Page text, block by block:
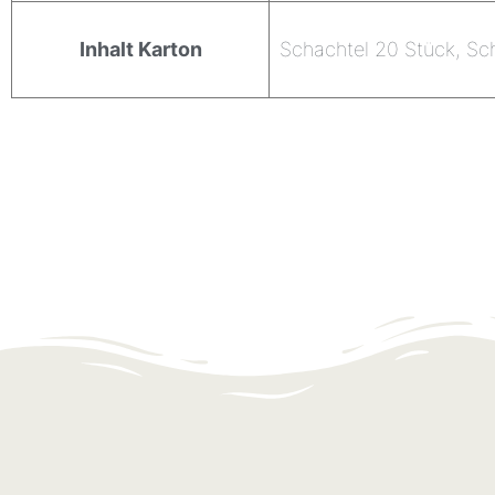
Inhalt Karton Schachtel 20 Stück,